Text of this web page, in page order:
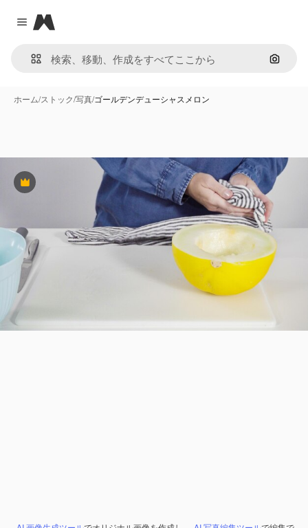
Close menu
Magnific
画像で
ホーム/ストック/写真/ゴールデンデューシャスメロン
Premium